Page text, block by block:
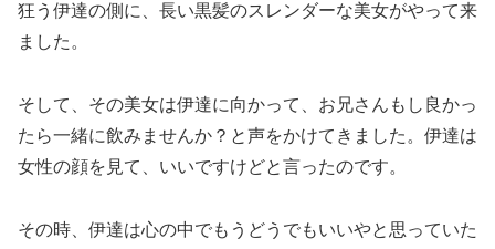
狂う伊達の側に、長い黒髪のスレンダーな美女がやって来
ました。
そして、その美女は伊達に向かって、お兄さんもし良かっ
たら一緒に飲みませんか？と声をかけてきました。伊達は
女性の顔を見て、いいですけどと言ったのです。
その時、伊達は心の中でもうどうでもいいやと思っていた